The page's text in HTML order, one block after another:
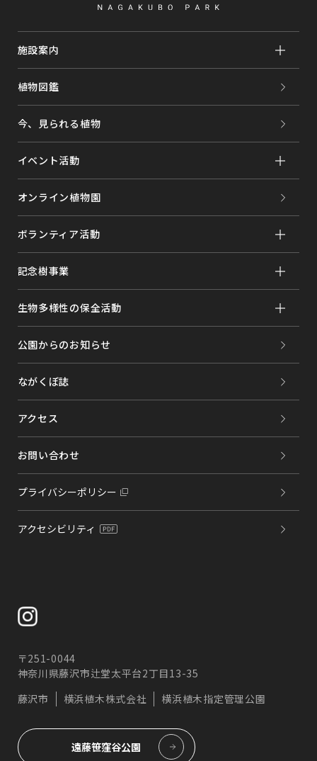
個人情報の保護に最大限の注意を払います。当社の安全
管理の方針につきましては以下に明示し、これに従いま
【安全管理指針】
・個人情報の正確性を保ち安全に管理いたします。
・不正なアクセス、漏洩、コンピューターウィルス等に
講じます。
・全社的な個人情報保護管理者・各部門に管理責任者を
配置して個人情報の保護に努めます。
みを行います。
・役員および従業者に個人情報保護の重要性を認識さ
せ、個人情報の適切な保護と利用を図るため、個人情報
保護および情報セキュリティに関わる内規を整備し、そ
の定着を図ります。また、当該内規の定期的な見直し・
維持・改善を実施し、是正も含め継続的に取り組みま
す。
5.個人情報の開示、訂正、削除
お預かりしている個人情報はご本人からの請求に基づ
き、ご本人と確認とさせていただいた場合に限り、的確
な期間と範囲内にて対処させていただきます。
6.当社ウェブサイトについて
当社ウェブサイトでは運用管理のためアクセスログを取
得しておりますが、この情報は当社ウェブサイトの改善
などの運用に使用し他の目的での使用は致しません。ま
た当社にリンクしている他のサイトにおける個人情報の
以上のプライバシーポリシーは法令および関連法規・ガ
イドラインの改訂にともない変更・改善することがござ
いますので予めご了承下さい。
横浜植木株式会社 管理部総務課
Tel：045-262-7417
施設案内
植物図鑑
今、見られる植物
イベント活動
オンライン植物園
ボランティア活動
記念樹事業
生物多様性の保全活動
公園からのお知らせ
ながくぼ誌
アクセス
お問い合わせ
プライバシーポリシー
アクセシビリティ
〒251-0044
神奈川県藤沢市辻堂太平台2丁目13-35
藤沢市
横浜植木株式会社 横浜植木指定管理公園
遠藤笹窪谷公園